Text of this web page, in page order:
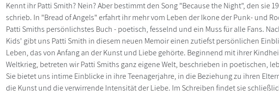
Kennt ihr Patti Smith? Nein? Aber bestimmt den Song "Because the Night", den sie
schrieb. In "Bread of Angels" erfahrt ihr mehr vom Leben der Ikone der Punk- und
Patti Smiths persönlichstes Buch - poetisch, fesselnd und ein Muss für alle Fans.
Kids' gibt uns Patti Smith in diesem neuen Memoir einen zutiefst persönlichen
Leben, das von Anfang an der Kunst und Liebe gehörte. Beginnend mit ihrer
Weltkrieg, betreten wir Patti Smiths ganz eigene Welt, beschrieben in poetischen,
Sie bietet uns intime Einblicke in ihre Teenagerjahre, in die Beziehung zu ihren
die Kunst und die verwirrende Intensität der Liebe. Im Schreiben findet sie